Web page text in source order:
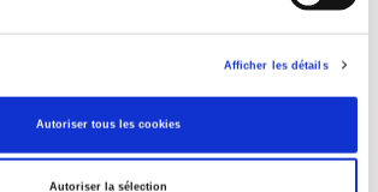
Afficher les détails
Autoriser tous les cookies
Autoriser la sélection